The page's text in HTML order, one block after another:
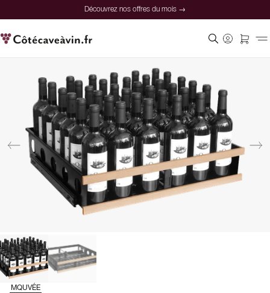
Découvrez nos offres du mois →
MQUVÉE